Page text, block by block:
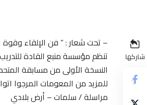
شاركها
– تحت شعار : ” فن الإلقاء وقوة
تنظم مؤسسة منبع القادة
النسخة الأولى من مسابقة
للمزيد من المعومات المرجوا
مراسلة / سلمات – أرض بلادي